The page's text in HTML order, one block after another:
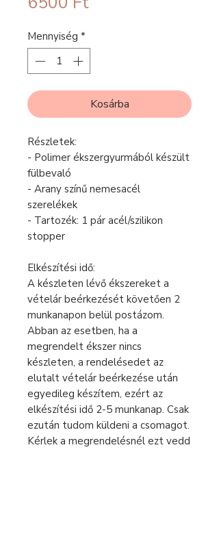
Mennyiség *
Kosárba
Részletek:
- Polimer ékszergyurmából készült
fülbevaló
- Arany színű nemesacél
szerelékek
- Tartozék: 1 pár acél/szilikon
stopper
Elkészítési idő:
A készleten lévő ékszereket a
vételár beérkezését követően 2
munkanapon belül postázom.
Abban az esetben, ha a
megrendelt ékszer nincs
készleten, a rendelésedet az
elutalt vételár beérkezése után
egyedileg készítem, ezért az
elkészítési idő 2-5 munkanap. Csak
ezután tudom küldeni a csomagot.
Kérlek a megrendelésnél ezt vedd